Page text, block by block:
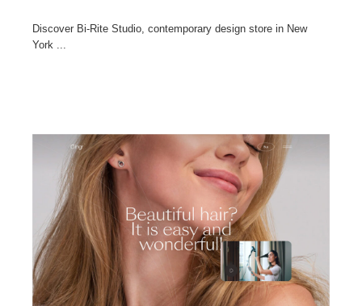
Discover Bi-Rite Studio, contemporary design store in New
York ...